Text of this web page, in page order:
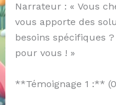
Narrateur : « Vous
vous apporte des
besoins spécifiques
pour vous ! »
**Témoignage 1 :**